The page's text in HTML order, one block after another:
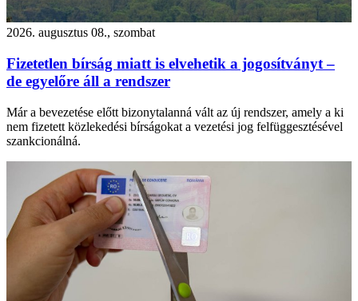
2026. augusztus 08., szombat
Fizetetlen bírság miatt is elvehetik a jogosítványt –
de egyelőre áll a rendszer
Már a bevezetése előtt bizonytalanná vált az új rendszer, amely a ki
nem fizetett közlekedési bírságokat a vezetési jog felfüggesztésével
szankcionálná.